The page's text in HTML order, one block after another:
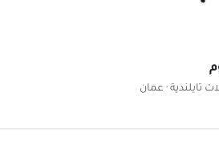
تايلندية · عمان